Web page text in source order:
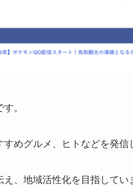
。
めグルメ、ヒトなどを発信
、地域活性化を目指してい